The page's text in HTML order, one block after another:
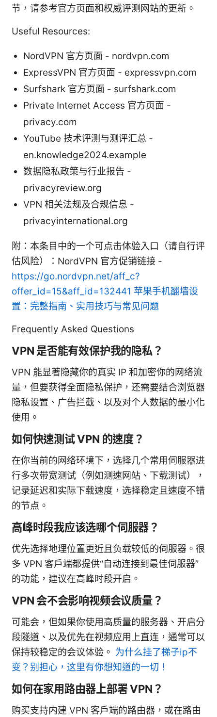
节，请参考官方页面和权威评测网站的更新。
Useful Resources:
NordVPN 官方页面 - nordvpn.com
ExpressVPN 官方页面 - expressvpn.com
Surfshark 官方页面 - surfshark.com
Private Internet Access 官方页面 -
privacy.com
YouTube 技术评测与测评汇总 -
en.knowledge2024.example
数据隐私政策与行业报告 -
privacyreview.org
VPN 相关法规及合规信息 -
privacyinternational.org
附：本条目中的一个可点击体验入口（请自行评
估风险）：NordVPN 官方促销链接 -
https://go.nordvpn.net/aff_c?
offer_id=15&aff_id=132441 苹果手机翻墙设
置：完整指南、实用技巧与常见问题
Frequently Asked Questions
VPN 是否能有效保护我的隐私？
VPN 能显著隐藏你的真实 IP 和加密你的网络流
量，但要获得全面隐私保护，还需要结合浏览器
隐私设置、广告拦截、以及对个人数据的最小化
使用。
如何快速测试 VPN 的速度？
在你当前的网络环境下，选择几个常用伺服器进
行多次带宽测试（例如测速网站、下载测试），
记录延迟和实际下载速度，选择稳定且速度不错
的节点。
高峰时段我应该选哪个伺服器？
优先选择地理位置更近且负载较低的伺服器。很
多 VPN 客户端都提供“自动连接到最佳伺服器”
的功能，建议在高峰时段开启。
VPN 会不会影响视频会议质量？
可能会，但如果你使用高质量的服务器、开启分
段隧道、以及优先在视频应用上直连，通常可以
保持较稳定的会议体验。 为什么挂了梯子ip不
变？别担心，这里有你想知道的一切！
如何在家用路由器上部署 VPN？
购买支持内建 VPN 客户端的路由器，或在路由